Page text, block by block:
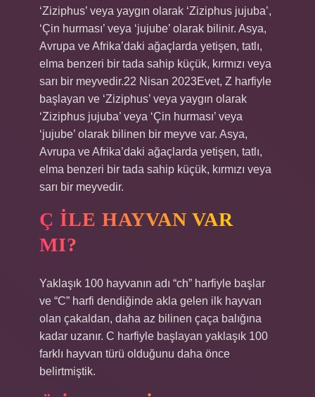
‘Ziziphus’ veya yaygın olarak ‘Ziziphus jujuba’,
‘Çin hurması’ veya ‘jujube’ olarak bilinir. Asya,
Avrupa ve Afrika’daki ağaçlarda yetişen, tatlı,
elma benzeri bir tada sahip küçük, kırmızı veya
sarı bir meyvedir.22 Nisan 2023Evet, Z harfiyle
başlayan ve ‘Ziziphus’ veya yaygın olarak
‘Ziziphus jujuba’ veya ‘Çin hurması’ veya
‘jujube’ olarak bilinen bir meyve var. Asya,
Avrupa ve Afrika’daki ağaçlarda yetişen, tatlı,
elma benzeri bir tada sahip küçük, kırmızı veya
sarı bir meyvedir.
Ç ILE HAYVAN VAR
MI?
Yaklaşık 100 hayvanın adı “ch” harfiyle başlar
ve “C” harfi dendiğinde akla gelen ilk hayvan
olan çakaldan, daha az bilinen çaça balığına
kadar uzanır. C harfiyle başlayan yaklaşık 100
farklı hayvan türü olduğunu daha önce
belirtmiştik.